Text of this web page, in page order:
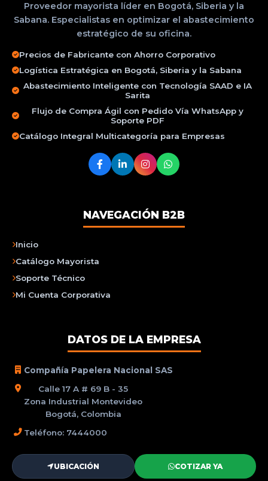
Proveedor mayorista líder en Bogotá, Siberia y la
Sabana. Especialistas en optimizar el abastecimiento
estratégico de su oficina.
Precios de Fabricante con Ahorro Corporativo
Logística Estratégica en Bogotá, Siberia y la Sabana
Abastecimiento Inteligente con Tecnología SAAD e IA
Sarita
Flujo de Compra Ágil con Pedido Vía WhatsApp y
Soporte PDF
Catálogo Integral Multicategoría para Empresas
NAVEGACIÓN B2B
Inicio
Catálogo Mayorista
Soporte Técnico
Mi Cuenta Corporativa
DATOS DE LA EMPRESA
Compañía Papelera Nacional SAS
Calle 17 A # 69 B - 35
Zona Industrial Montevideo
Bogotá, Colombia
Teléfono: 7444000
UBICACIÓN COTIZAR YA